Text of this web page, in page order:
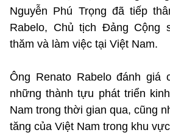
Nguyễn Phú Trọng đã tiếp
Rabelo, Chủ tịch Đảng Cộng
thăm và làm việc tại Việt Nam.
Ông Renato Rabelo đánh giá
những thành tựu phát triển
Nam trong thời gian qua, cũng
tăng của Việt Nam trong khu